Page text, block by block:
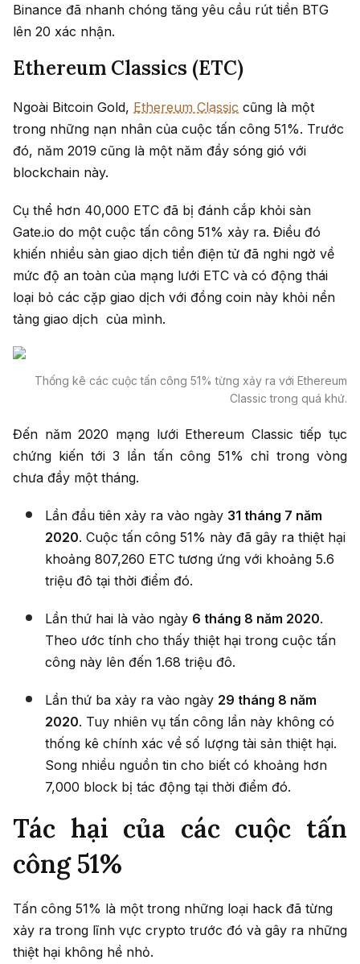
Binance đã nhanh chóng tăng yêu cầu rút tiền BTG
lên 20 xác nhận.
Ethereum Classics (ETC)
Ngoài Bitcoin Gold, Ethereum Classic cũng là một
trong những nạn nhân của cuộc tấn công 51%. Trước
đó, năm 2019 cũng là một năm đầy sóng gió với
blockchain này.
Cụ thể hơn 40,000 ETC đã bị đánh cắp khỏi sàn
Gate.io do một cuộc tấn công 51% xảy ra. Điều đó
khiến nhiều sàn giao dịch tiền điện tử đã nghi ngờ về
mức độ an toàn của mạng lưới ETC và có động thái
loại bỏ các cặp giao dịch với đồng coin này khỏi nền
tảng giao dịch của mình.
Thống kê các cuộc tấn công 51% từng xảy ra với Ethereum
Classic trong quá khứ.
Đến năm 2020 mạng lưới Ethereum Classic tiếp tục
chứng kiến tới 3 lần tấn công 51% chỉ trong vòng
chưa đầy một tháng.
Lần đầu tiên xảy ra vào ngày 31 tháng 7 năm
2020. Cuộc tấn công 51% này đã gây ra thiệt hại
khoảng 807,260 ETC tương ứng với khoảng 5.6
triệu đô tại thời điểm đó.
Lần thứ hai là vào ngày 6 tháng 8 năm 2020.
Theo ước tính cho thấy thiệt hại trong cuộc tấn
công này lên đến 1.68 triệu đô.
Lần thứ ba xảy ra vào ngày 29 tháng 8 năm
2020. Tuy nhiên vụ tấn công lần này không có
thống kê chính xác về số lượng tài sản thiệt hại.
Song nhiều nguồn tin cho biết có khoảng hơn
7,000 block bị tác động tại thời điểm đó.
Tác hại của các cuộc tấn
công 51%
Tấn công 51% là một trong những loại hack đã từng
xảy ra trong lĩnh vực crypto trước đó và gây ra những
thiệt hại không hề nhỏ.